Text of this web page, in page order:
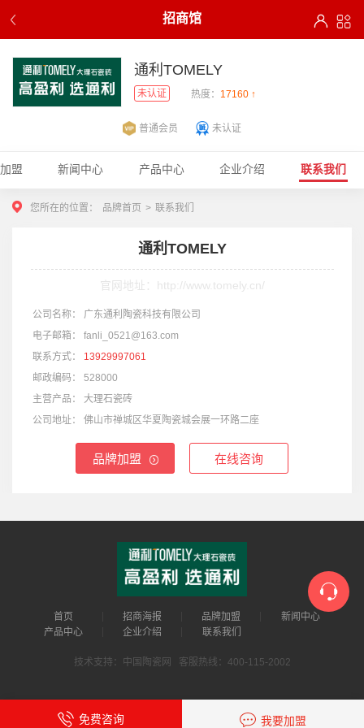
招商馆
通利TOMELY
未认证 热度： 17160 ↑
普通会员 未认证
盟 新闻中心 产品中心 企业介绍 联系我们
您所在的位置： 品牌首页 > 联系我们
通利TOMELY
官网地址：http://www.tomely.cn/
公司名称：
广东通利陶瓷科技有限公司
电子邮箱：
fanli_0521@163.com
联系方式：
13929997061
邮政编码：
528000
主营产品：
大理石瓷砖
公司地址：
佛山市禅城区华夏陶瓷城会展一环路二座
品牌加盟 在线咨询
首页 招商海报 品牌加盟
新闻中心
产品中心
企业介绍 联系我们
技术支持：中国陶瓷网 客服热线：400-115-2002
免费咨询 我要加盟